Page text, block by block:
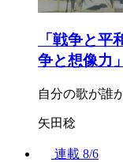
「戦争と
争と想像力」
自分の歌が誰
矢田稔
連載 8/6